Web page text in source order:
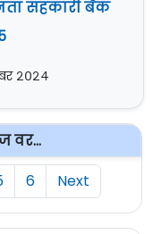
सहकारी बँक
२०२४
वर...
6 Next